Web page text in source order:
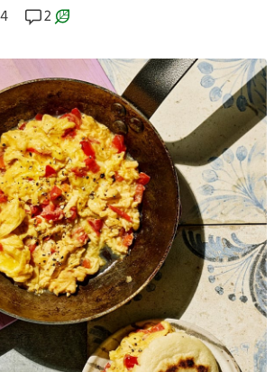
4 Receptet har 2 kommentarer
2 Receptet är ett klimartsmart val.